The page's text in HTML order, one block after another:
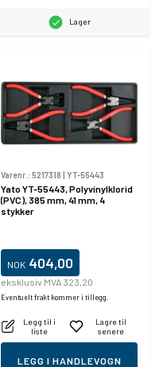
Lager
Varenr.: 5217318 | YT-55443
Yato YT-55443, Polyvinylklorid
(PVC), 385 mm, 41 mm, 4
stykker
NOK 404,00
eksklusiv MVA 323,20
Eventuelt frakt kommer i tillegg.
Legg til i
liste
Lagre til
senere
LEGG I HANDLEVOGN